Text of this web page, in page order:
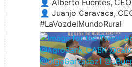
👤 Alberto Fuentes,
👤 Juanjo Caravaca,
#LaVozdelMundoRural